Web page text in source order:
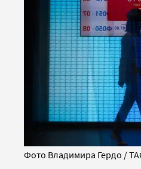
Фото Владимира Гердо /